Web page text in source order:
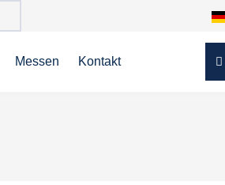
Messen Kontakt